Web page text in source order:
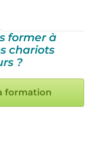
former à
chariots
?
formation